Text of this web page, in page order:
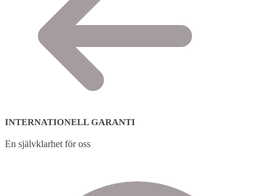
INTERNATIONELL GARANTI
En självklarhet för oss